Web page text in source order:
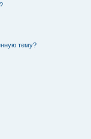
тему?